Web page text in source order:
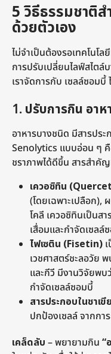
5 วิธีธรรมชาติ
ด้วยตัวเอง
ไม่จำเป็นต้องรอเทคโนโ
การปรับเปลี่ยนไลฟ์สไตล์
เราจัดการกับ เซลล์ซอมบี้
1. ปรับการกิน อา
อาหารบางชนิด มีสารปร
Senolytics แบบอ่อน ๆ คื
ชราภาพได้ดีขึ้น สารสำคั
เควอซิทิน
(โดยเฉพาะเปลือก),
โคลี เควอซิทินเป็นส
เสื่อมและกำจัดเซลล์
ไฟเซติน (Fisetin)
เวชศาสตร์ชะลอวัย
และกีวี มีงานวิจัยพบ
กำจัดเซลล์ซอมบี้
สารประกอบในชาเขี
ปกป้องเซลล์ จากกา
เคล็ดลับ – พยายามกิน “